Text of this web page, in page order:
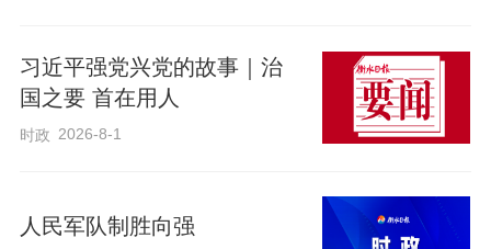
习近平强党兴党的故事｜治
国之要 首在用人
时政 2026-8-1
人民军队制胜向强